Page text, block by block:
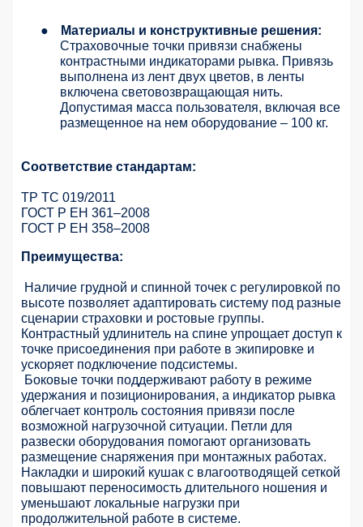
●
Материалы и конструктивные решения:
Страховочные точки привязи снабжены
контрастными индикаторами рывка. Привязь
выполнена из лент двух цветов, в ленты
включена световозвращающая нить.
Допустимая масса пользователя, включая все
размещенное на нем оборудование – 100 кг.
Соответствие стандартам:
ТР ТС 019/2011
ГОСТ Р ЕН 361–2008
ГОСТ Р ЕН 358–2008
Преимущества:
Наличие грудной и спинной точек с регулировкой по
высоте позволяет адаптировать систему под разные
сценарии страховки и ростовые группы.
Контрастный удлинитель на спине упрощает доступ к
точке присоединения при работе в экипировке и
ускоряет подключение подсистемы.
Боковые точки поддерживают работу в режиме
удержания и позиционирования, а индикатор рывка
облегчает контроль состояния привязи после
возможной нагрузочной ситуации. Петли для
развески оборудования помогают организовать
размещение снаряжения при монтажных работах.
Накладки и широкий кушак с влагоотводящей сеткой
повышают переносимость длительного ношения и
уменьшают локальные нагрузки при
продолжительной работе в системе.